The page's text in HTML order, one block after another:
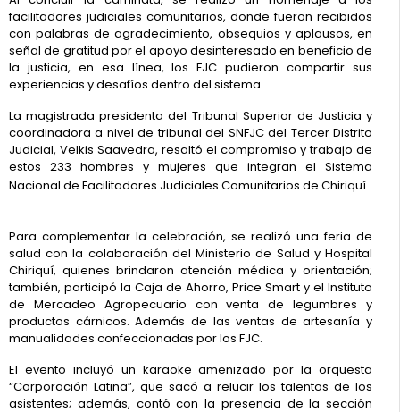
facilitadores judiciales comunitarios, donde fueron recibidos
con palabras de agradecimiento, obsequios y aplausos, en
señal de gratitud por el apoyo desinteresado en beneficio de
la justicia, en esa línea, los FJC pudieron compartir sus
experiencias y desafíos dentro del sistema.
La magistrada presidenta del Tribunal Superior de Justicia y
coordinadora a nivel de tribunal del SNFJC del Tercer Distrito
Judicial, Velkis Saavedra, resaltó el compromiso y trabajo de
estos 233 hombres y mujeres que integran el Sistema
Nacional de Facilitadores Judiciales Comunitarios de Chiriquí.
Para complementar la celebración, se realizó una feria de
salud con la colaboración del Ministerio de Salud y Hospital
Chiriquí, quienes brindaron atención médica y orientación;
también, participó la Caja de Ahorro, Price Smart y el Instituto
de Mercadeo Agropecuario con venta de legumbres y
productos cárnicos. Además de las ventas de artesanía y
manualidades confeccionadas por los FJC.
El evento incluyó un karaoke amenizado por la orquesta
“Corporación Latina”, que sacó a relucir los talentos de los
asistentes; además, contó con la presencia de la sección